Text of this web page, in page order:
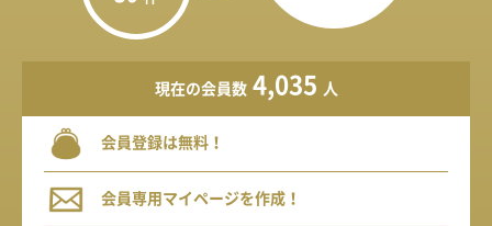
現在の会員数 4,035 人
会員登録は無料！
会員専用マイページを作成！